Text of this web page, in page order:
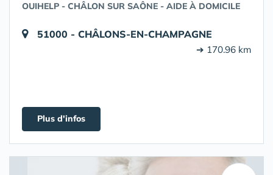
OUIHELP - CHÂLON SUR SAÔNE - AIDE À DOMICILE
51000 - CHÂLONS-EN-CHAMPAGNE
➔ 170.96 km
Plus d'infos